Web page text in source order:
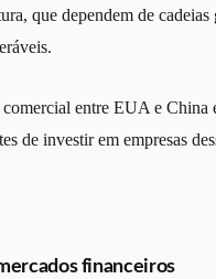
que dependem de cadeias
entre EUA e China
de investir em empresas
financeiros